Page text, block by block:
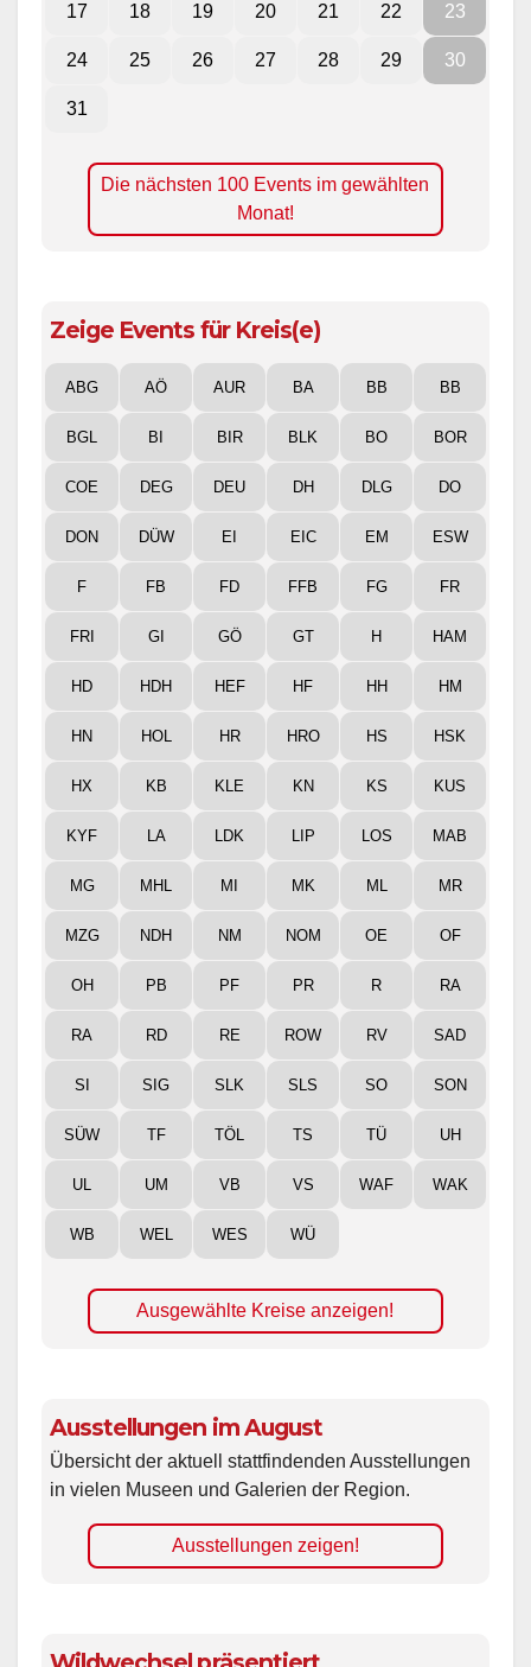
17 18 19 20 21 22 23
24 25 26 27 28 29 30
31
Die nächsten 100 Events im gewählten
Monat!
Zeige Events für Kreis(e)
ABG AÖ AUR BA BB BB
BGL BI BIR BLK BO BOR
COE DEG DEU DH DLG DO
DON DÜW EI EIC EM ESW
F FB FD FFB FG FR
FRI GI GÖ GT H HAM
HD HDH HEF HF HH HM
HN HOL HR HRO HS HSK
HX KB KLE KN KS KUS
KYF LA LDK LIP LOS MAB
MG MHL MI MK ML MR
MZG NDH NM NOM OE OF
OH PB PF PR R RA
RA RD RE ROW RV SAD
SI SIG SLK SLS SO SON
SÜW TF TÖL TS TÜ UH
UL UM VB VS WAF WAK
WB WEL WES WÜ
Ausgewählte Kreise anzeigen!
Ausstellungen im August
Übersicht der aktuell stattfindenden Ausstellungen
in vielen Museen und Galerien der Region.
Ausstellungen zeigen!